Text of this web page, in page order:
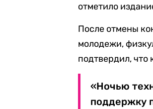
отметило
После отмены
молодежи,
подтвердил,
«Ночью
поддержку